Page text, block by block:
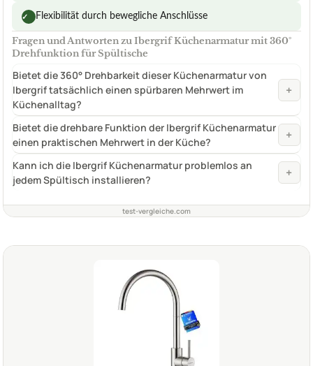
✓ Flexibilität durch bewegliche Anschlüsse
Fragen und Antworten zu Ibergrif Küchenarmatur mit 360°
Drehfunktion für Spültische
Bietet die 360° Drehbarkeit dieser Küchenarmatur von
Ibergrif tatsächlich einen spürbaren Mehrwert im
Küchenalltag?
+
Bietet die drehbare Funktion der Ibergrif Küchenarmatur
einen praktischen Mehrwert in der Küche?
+
Kann ich die Ibergrif Küchenarmatur problemlos an
jedem Spültisch installieren?
+
test-vergleiche.com